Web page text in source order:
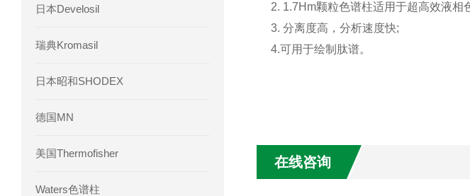
日本Develosil
瑞典Kromasil
日本昭和SHODEX
德国MN
美国Thermofisher
Waters色谱柱
2. 1.7Hm颗粒色谱柱适用于超高效液相
3. 分离度高，分析速度快;
4.可用于绘制肽谱。
在线咨询